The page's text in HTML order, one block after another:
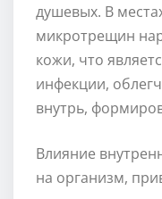
душевых. В
микротрещин
кожи, что
инфекции,
внутрь,
Влияние
на организм,